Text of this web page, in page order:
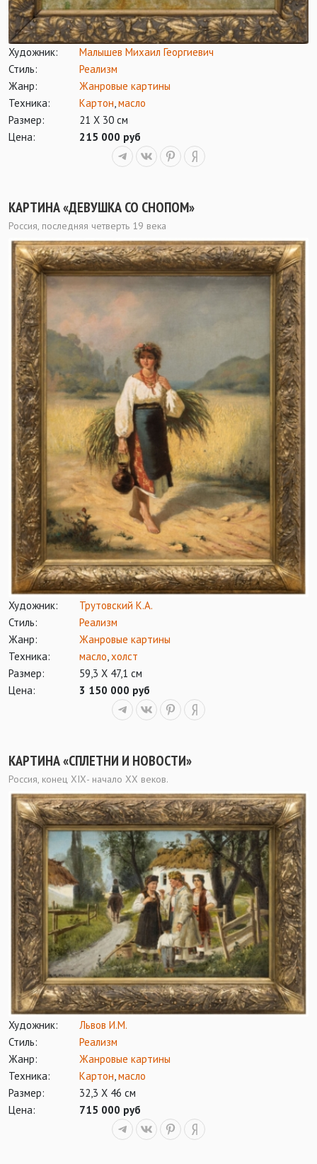
Художник:
Малышев Михаил Георгиевич
Стиль:
Реализм
Жанр:
Жанровые картины
Техника:
Картон,масло
Размер:
21 Х 30 см
Цена:
215 000 руб
КАРТИНА «ДЕВУШКА СО СНОПОМ»
Россия, последняя четверть 19 века
Художник:
Трутовский К.А.
Стиль:
Реализм
Жанр:
Жанровые картины
Техника:
масло холст
Размер:
59,3 Х 47,1 см
Цена:
3 150 000 руб
КАРТИНА «СПЛЕТНИ И НОВОСТИ»
Россия, конец ХIХ- начало ХХ веков.
Художник:
Львов И.М.
Стиль:
Реализм
Жанр:
Жанровые картины
Техника:
Картон,масло
Размер:
32,3 Х 46 см
Цена:
715 000 руб